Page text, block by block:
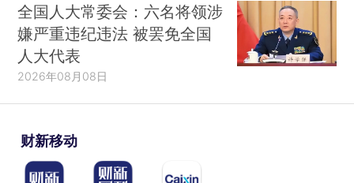
全国人大常委会：六名将领涉
嫌严重违纪违法 被罢免全国
人大代表
2026年08月08日
财新移动